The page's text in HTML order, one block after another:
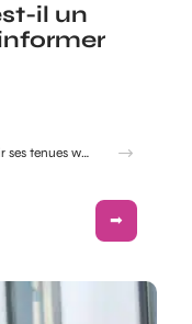
il un
Look festival et concerts country : réussir ses tenues western Boots Cowboy